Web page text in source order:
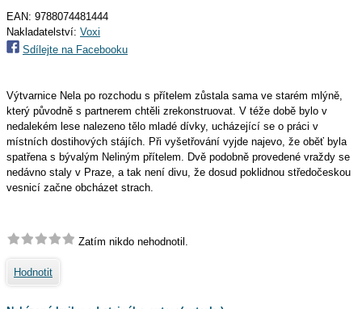
EAN: 9788074481444
Nakladatelství: Voxi
Sdílejte na Facebooku
Výtvarnice Nela po rozchodu s přítelem zůstala sama ve starém mlýně,
který původně s partnerem chtěli zrekonstruovat. V téže době bylo v
nedalekém lese nalezeno tělo mladé dívky, ucházející se o práci v
místních dostihových stájích. Při vyšetřování vyjde najevo, že oběť byla
spatřena s bývalým Neliným přítelem. Dvě podobně provedené vraždy se
nedávno staly v Praze, a tak není divu, že dosud poklidnou středočeskou
vesnicí začne obcházet strach.
Zatím nikdo nehodnotil.
Hodnotit